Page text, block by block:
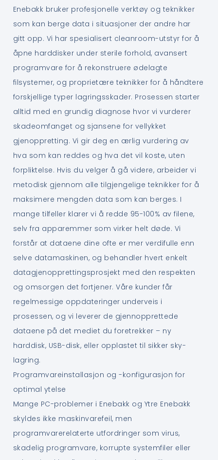
Enebakk bruker profesjonelle verktøy og teknikker
som kan berge data i situasjoner der andre har
gitt opp. Vi har spesialisert cleanroom-utstyr for å
åpne harddisker under sterile forhold, avansert
programvare for å rekonstruere ødelagte
filsystemer, og proprietære teknikker for å håndtere
forskjellige typer lagringsskader. Prosessen starter
alltid med en grundig diagnose hvor vi vurderer
skadeomfanget og sjansene for vellykket
gjenoppretting. Vi gir deg en ærlig vurdering av
hva som kan reddes og hva det vil koste, uten
forpliktelse. Hvis du velger å gå videre, arbeider vi
metodisk gjennom alle tilgjengelige teknikker for å
maksimere mengden data som kan berges. I
mange tilfeller klarer vi å redde 95-100% av filene,
selv fra apparemmer som virker helt døde. Vi
forstår at dataene dine ofte er mer verdifulle enn
selve datamaskinen, og behandler hvert enkelt
datagjenopprettingsprosjekt med den respekten
og omsorgen det fortjener. Våre kunder får
regelmessige oppdateringer underveis i
prosessen, og vi leverer de gjennopprettede
dataene på det mediet du foretrekker – ny
harddisk, USB-disk, eller opplastet til sikker sky-
lagring.
Programvareinstallasjon og -konfigurasjon for
optimal ytelse
Mange PC-problemer i Enebakk og Ytre Enebakk
skyldes ikke maskinvarefeil, men
programvarerelaterte utfordringer som virus,
skadelig programvare, korrupte systemfiler eller